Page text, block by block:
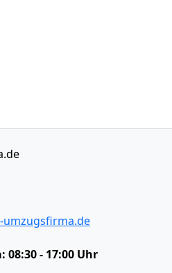
umzugsfirma.de
08:30 - 17:00 Uhr